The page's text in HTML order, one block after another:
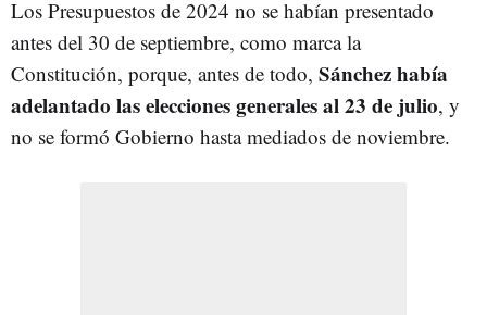
Los Presupuestos de 2024 no se habían presentado
antes del 30 de septiembre, como marca la
Constitución, porque, antes de todo, Sánchez había
adelantado las elecciones generales al 23 de julio, y
no se formó Gobierno hasta mediados de noviembre.